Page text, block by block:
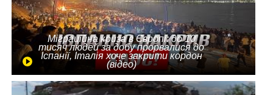
Міграційна криза в Європі: до 10
тисяч людей за добу прорвалися до
Іспанії, Італія хоче закрити кордон
(відео)